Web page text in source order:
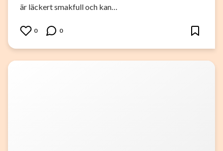
är läckert smakfull och kan…
0 0